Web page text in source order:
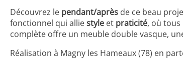
Découvrez le pendant/après de ce beau
fonctionnel qui alliestyle et praticité, où tous
complète offre un meuble double vasque,
Réalisation à Magny les Hameaux (78) en